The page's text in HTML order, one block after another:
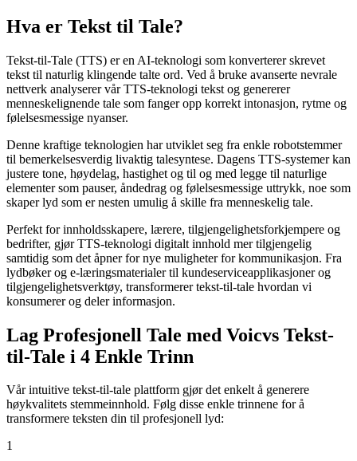
Hva er Tekst til Tale?
Tekst-til-Tale (TTS) er en AI-teknologi som konverterer skrevet
tekst til naturlig klingende talte ord. Ved å bruke avanserte nevrale
nettverk analyserer vår TTS-teknologi tekst og genererer
menneskelignende tale som fanger opp korrekt intonasjon, rytme og
følelsesmessige nyanser.
Denne kraftige teknologien har utviklet seg fra enkle robotstemmer
til bemerkelsesverdig livaktig talesyntese. Dagens TTS-systemer kan
justere tone, høydelag, hastighet og til og med legge til naturlige
elementer som pauser, åndedrag og følelsesmessige uttrykk, noe som
skaper lyd som er nesten umulig å skille fra menneskelig tale.
Perfekt for innholdsskapere, lærere, tilgjengelighetsforkjempere og
bedrifter, gjør TTS-teknologi digitalt innhold mer tilgjengelig
samtidig som det åpner for nye muligheter for kommunikasjon. Fra
lydbøker og e-læringsmaterialer til kundeserviceapplikasjoner og
tilgjengelighetsverktøy, transformerer tekst-til-tale hvordan vi
konsumerer og deler informasjon.
Lag Profesjonell Tale med Voicvs Tekst-
til-Tale i 4 Enkle Trinn
Vår intuitive tekst-til-tale plattform gjør det enkelt å generere
høykvalitets stemmeinnhold. Følg disse enkle trinnene for å
transformere teksten din til profesjonell lyd:
1